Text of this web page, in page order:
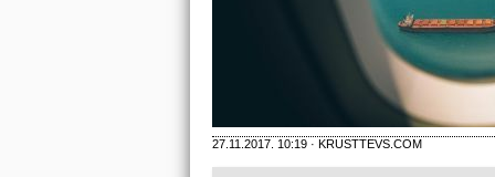
27.11.2017. 10:19 · KRUSTTEVS.COM